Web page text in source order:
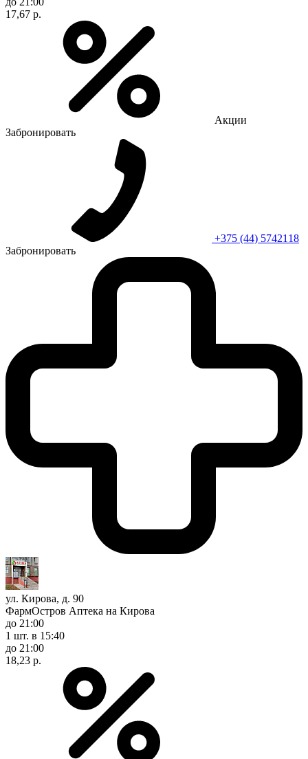
17,67 р.
Акции
Забронировать
+375 (44) 5742118
Забронировать
ул. Кирова, д. 90
ФармОстров Аптека на Кирова
до 21:00
1 шт. в 15:40
до 21:00
18,23 р.